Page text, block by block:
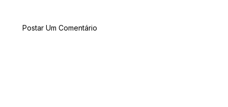
Postar Um Comentário